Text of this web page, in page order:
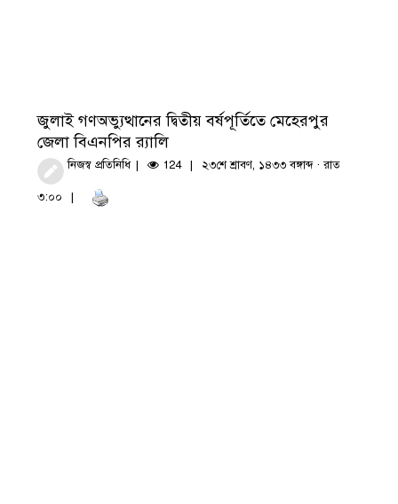
জুলাই গণঅভ্যুত্থানের দ্বিতীয় বর্ষপূর্তিতে মেহেরপুর
জেলা বিএনপির র‍্যালি
নিজস্ব প্রতিনিধি 124 ২৩শে শ্রাবণ, ১৪৩৩ বঙ্গাব্দ · রাত
৩:০০